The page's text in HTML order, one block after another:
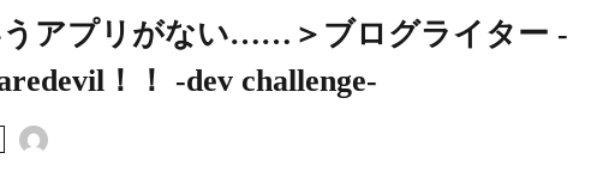
うアプリがない……＞ブログライター -
！！ -dev challenge-